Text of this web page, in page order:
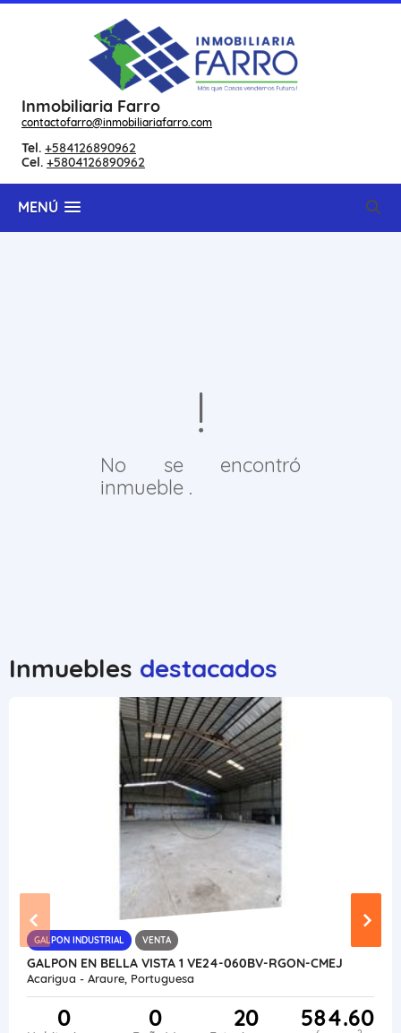
Inmobiliaria Farro
contactofarro@inmobiliariafarro.com
Tel. +584126890962
Cel. +5804126890962
MENÚ
No se encontró
inmueble .
Inmuebles destacados
GALPON INDUSTRIAL VENTA
GALPON EN BELLA VISTA 1 VE24-060BV-RGON-CMEJ
Acarigua - Araure, Portuguesa
0 0 20 584.60